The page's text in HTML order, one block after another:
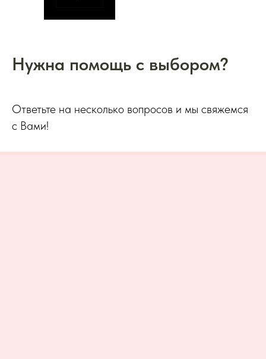
Нужна помощь с выбором?
Ответьте на несколько вопросов и мы свяжемся
с Вами!